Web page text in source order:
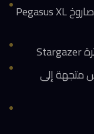
9 يونيو 2026: اكتمال تركيب LINK على صاروخ Pegasus XL
متجهة إلى